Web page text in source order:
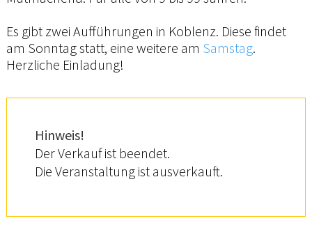
Es gibt zwei Aufführungen in Koblenz. Diese findet
am Sonntag statt, eine weitere am Samstag.
Herzliche Einladung!
Hinweis!
Der Verkauf ist beendet.
Die Veranstaltung ist ausverkauft.